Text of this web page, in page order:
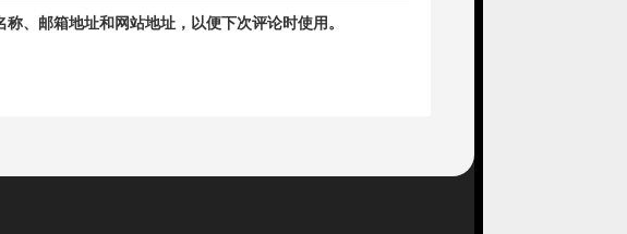
、邮箱地址和网站地址，以便下次评论时使用。